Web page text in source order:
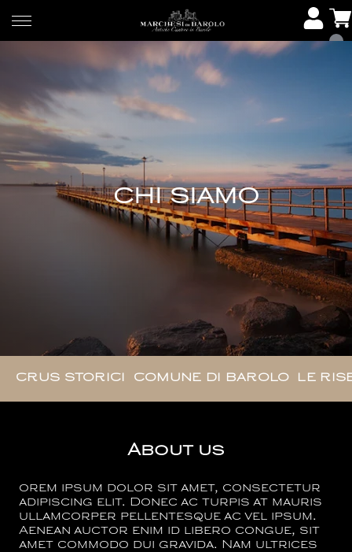
CHI SIAMO
CRUS STORICI COMUNE DI BAROLO LE
About us
orem ipsum dolor sit amet, consectetur
adipiscing elit. Donec ac turpis at mauris
ullamcorper pellentesque ac vel ipsum.
Aenean auctor enim id libero congue, sit
amet commodo dui gravida. Nam ultrices